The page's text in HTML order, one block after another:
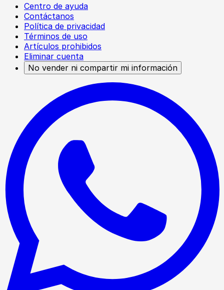
Centro de ayuda
Contáctanos
Política de privacidad
Términos de uso
Artículos prohibidos
Eliminar cuenta
No vender ni compartir mi información